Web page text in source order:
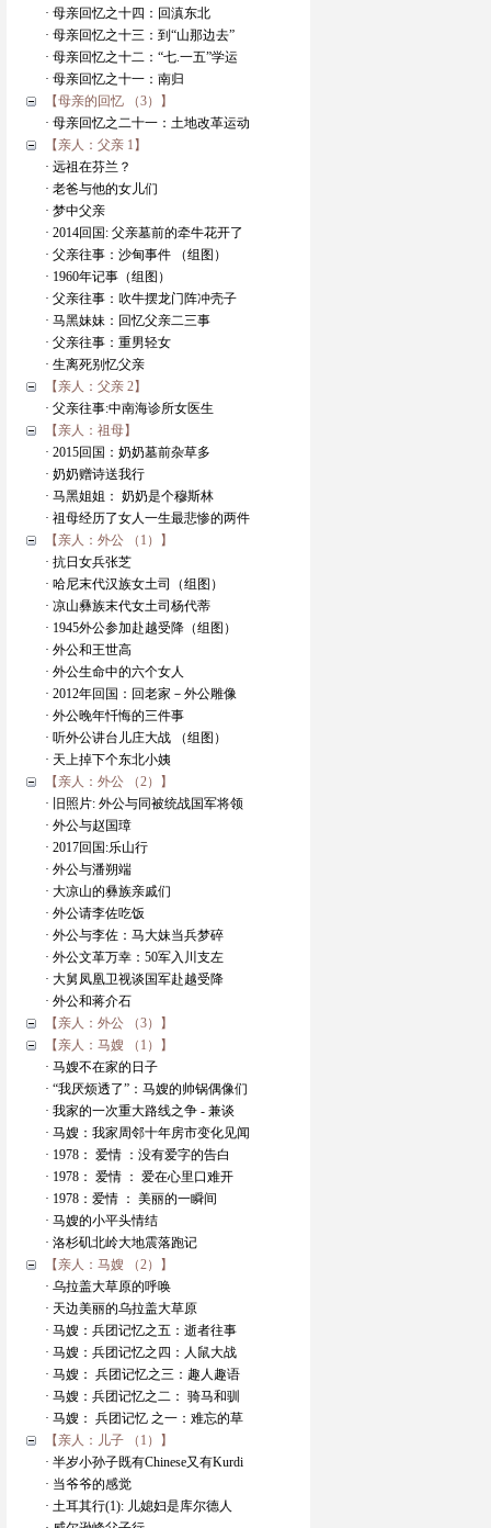
· 母亲回忆之十四：回滇东北
· 母亲回忆之十三：到“山那边去”
· 母亲回忆之十二：“七.一五”学运
· 母亲回忆之十一：南归
【母亲的回忆 （3）】
· 母亲回忆之二十一：土地改革运动
【亲人：父亲 1】
· 远祖在芬兰？
· 老爸与他的女儿们
· 梦中父亲
· 2014回国: 父亲墓前的牵牛花开了
· 父亲往事：沙甸事件 （组图）
· 1960年记事（组图）
· 父亲往事：吹牛摆龙门阵冲壳子
· 马黑妹妹：回忆父亲二三事
· 父亲往事：重男轻女
· 生离死别忆父亲
【亲人：父亲 2】
· 父亲往事:中南海诊所女医生
【亲人：祖母】
· 2015回国：奶奶墓前杂草多
· 奶奶赠诗送我行
· 马黑姐姐： 奶奶是个穆斯林
· 祖母经历了女人一生最悲惨的两件
【亲人：外公 （1）】
· 抗日女兵张芝
· 哈尼末代汉族女土司（组图）
· 凉山彝族末代女土司杨代蒂
· 1945外公参加赴越受降（组图）
· 外公和王世高
· 外公生命中的六个女人
· 2012年回国：回老家－外公雕像
· 外公晚年忏悔的三件事
· 听外公讲台儿庄大战 （组图）
· 天上掉下个东北小姨
【亲人：外公 （2）】
· 旧照片: 外公与同被统战国军将领
· 外公与赵国璋
· 2017回国:乐山行
· 外公与潘朔端
· 大凉山的彝族亲戚们
· 外公请李佐吃饭
· 外公与李佐：马大妹当兵梦碎
· 外公文革万幸：50军入川支左
· 大舅凤凰卫视谈国军赴越受降
· 外公和蒋介石
【亲人：外公 （3）】
【亲人：马嫂 （1）】
· 马嫂不在家的日子
· “我厌烦透了”：马嫂的帅锅偶像们
· 我家的一次重大路线之争 - 兼谈
· 马嫂：我家周邻十年房市变化见闻
· 1978： 爱情 ：没有爱字的告白
· 1978： 爱情 ： 爱在心里口难开
· 1978：爱情 ： 美丽的一瞬间
· 马嫂的小平头情结
· 洛杉矶北岭大地震落跑记
【亲人：马嫂 （2）】
· 乌拉盖大草原的呼唤
· 天边美丽的乌拉盖大草原
· 马嫂：兵团记忆之五：逝者往事
· 马嫂：兵团记忆之四：人鼠大战
· 马嫂： 兵团记忆之三：趣人趣语
· 马嫂：兵团记忆之二： 骑马和驯
· 马嫂： 兵团记忆 之一：难忘的草
【亲人：儿子 （1）】
· 半岁小孙子既有Chinese又有Kurdi
· 当爷爷的感觉
· 土耳其行(1): 儿媳妇是库尔德人